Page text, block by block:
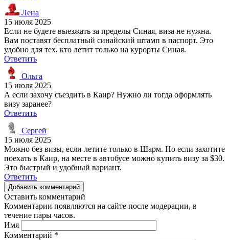
Лена
15 июля 2025
Если не будете выезжать за пределы Синая, виза не нужна.
Вам поставят бесплатный синайский штамп в паспорт. Это
удобно для тех, кто летит только на курорты Синая.
Ответить
Ольга
15 июля 2025
А если захочу съездить в Каир? Нужно ли тогда оформлять
визу заранее?
Ответить
Сергей
15 июля 2025
Можно без визы, если летите только в Шарм. Но если захотите
поехать в Каир, на месте в автобусе можно купить визу за $30.
Это быстрый и удобный вариант.
Ответить
Добавить комментарий
Оставить комментарий
Комментарии появляются на сайте после модерации, в
течение пары часов.
Имя
Комментарий *